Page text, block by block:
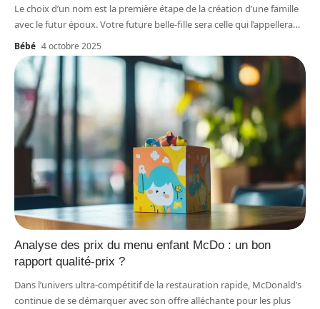
Le choix d’un nom est la première étape de la création d’une famille
avec le futur époux. Votre future belle-fille sera celle qui l’appellera…
Bébé 4 octobre 2025
Analyse des prix du menu enfant McDo : un bon
rapport qualité-prix ?
Dans l’univers ultra-compétitif de la restauration rapide, McDonald’s
continue de se démarquer avec son offre alléchante pour les plus